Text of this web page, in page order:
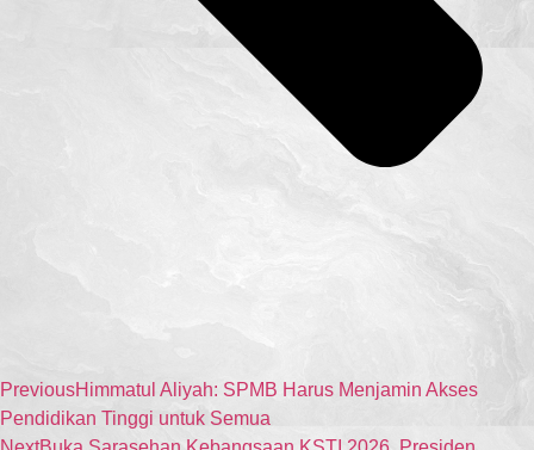
PreviousHimmatul Aliyah: SPMB Harus Menjamin Akses
Pendidikan Tinggi untuk Semua